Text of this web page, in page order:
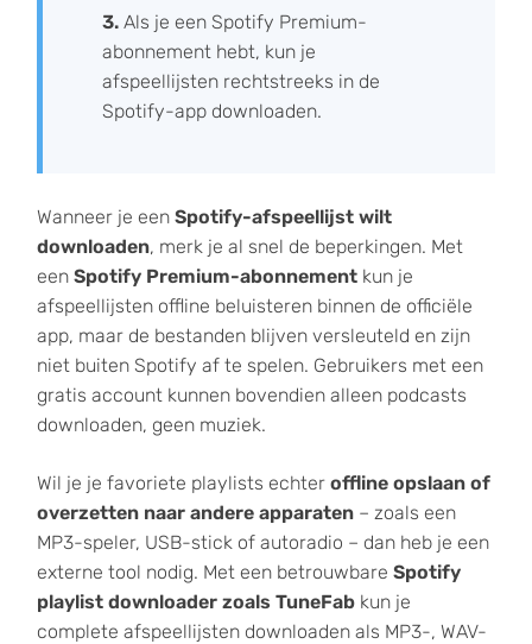
3.Als je een Spotify Premium-
abonnement hebt, kun je
afspeellijsten rechtstreeks in de
Spotify-app downloaden.
Wanneer je een Spotify-afspeellijst wilt
downloaden, merk je al snel de beperkingen. Met
een Spotify Premium-abonnementkun je
afspeellijsten offline beluisteren binnen de officiële
app, maar de bestanden blijven versleuteld en zijn
niet buiten Spotify af te spelen. Gebruikers met een
gratis account kunnen bovendien alleen podcasts
downloaden, geen muziek.
Wil je je favoriete playlists echter offline opslaan of
overzetten naar andere apparaten– zoals een
MP3-speler, USB-stick of autoradio – dan heb je een
externe tool nodig. Met een betrouwbare Spotify
playlist downloader zoals TuneFabkun je
complete afspeellijsten downloaden als MP3-, WAV-